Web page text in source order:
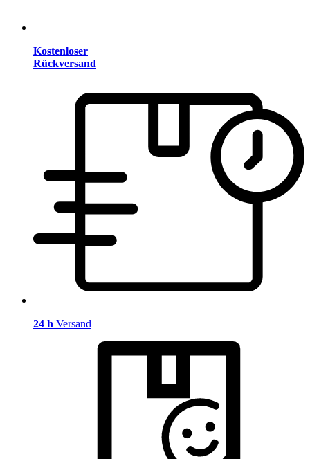
Kostenloser
Rückversand
24 h Versand